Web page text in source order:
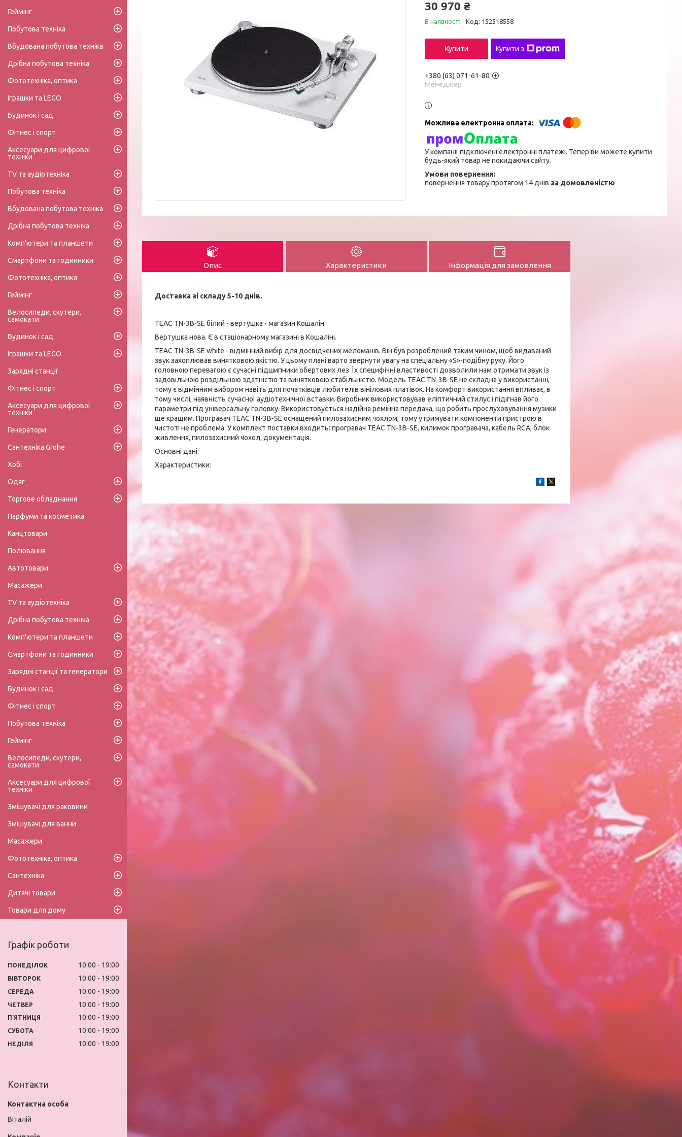
30 970 ₴
В наявності Код: 152518558
Купити Купити з
+380 (63) 071-61-80
Менеджер
У компанії підключені електронні платежі. Тепер ви можете купити
будь-який товар не покидаючи сайту.
повернення товару протягом 14 днів за домовленістю
Опис Характеристики Інформація для замовлення
Доставка зі складу 5-10 днів.
TEAC TN-3B-SE білий - вертушка - магазин Кошалін
Вертушка нова. Є в стаціонарному магазині в Кошаліні.
TEAC TN-3B-SE white - відмінний вибір для досвідчених меломанів. Він був розроблений таким чином, щоб видаваний
звук захоплював винятковою якістю. У цьому плані варто звернути увагу на спеціальну «S»-подібну руку. Його
головною перевагою є сучасні підшипники обертових лез. Їх специфічні властивості дозволили нам отримати звук із
задовільною роздільною здатністю та винятковою стабільністю. Модель TEAC TN-3B-SE не складна у використанні,
тому є відмінним вибором навіть для початківців любителів вінілових платівок. На комфорт використання впливає, в
тому числі, наявність сучасної аудіотехнічної вставки. Виробник використовував еліптичний стилус і підігнав його
параметри під універсальну головку. Використовується надійна ремінна передача, що робить прослуховування музики
ще кращим. Програвач TEAC TN-3B-SE оснащений пилозахисним чохлом, тому утримувати компоненти пристрою в
чистоті не проблема. У комплект поставки входить: програвач TEAC TN-3B-SE, килимок програвача, кабель RCA, блок
живлення, пилозахисний чохол, документація.
Основні дані:
Характеристики:
Геймінг
Побутова техніка
Вбудована побутова техніка
Дрібна побутова техніка
Фототехніка, оптика
Іграшки та LEGO
Будинок і сад
Фітнес і спорт
Аксесуари для цифрової
техніки
TV та аудіотехніка
Побутова техніка
Вбудована побутова техніка
Дрібна побутова техніка
Комп'ютери та планшети
Смартфони та годинники
Фототехніка, оптика
Геймінг
Велосипеди, скутери,
самокати
Будинок і сад
Іграшки та LEGO
Зарядні станції
Фітнес і спорт
Аксесуари для цифрової
техніки
Генератори
Сантехніка Grohe
Хобі
Одяг
Торгове обладнання
Парфуми та косметика
Канцтовари
Полювання
Автотовари
Масажери
TV та аудіотехніка
Дрібна побутова техніка
Комп'ютери та планшети
Смартфони та годинники
Зарядні станції та генератори
Будинок і сад
Фітнес і спорт
Побутова техніка
Геймінг
Велосипеди, скутери,
самокати
Аксесуари для цифрової
техніки
Змішувачі для раковини
Змішувачі для ванни
Масажери
Фототехніка, оптика
Сантехніка
Дитячі товари
Товари для дому
Графік роботи
ПОНЕДІЛОК 10:00 19:00
ВІВТОРОК 10:00 19:00
СЕРЕДА 10:00 19:00
ЧЕТВЕР 10:00 19:00
ПʼЯТНИЦЯ 10:00 19:00
СУБОТА 10:00 19:00
НЕДІЛЯ 10:00 19:00
Контакти
Віталій